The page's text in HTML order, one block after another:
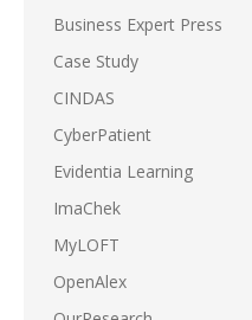
Business Expert Press
Case Study
CINDAS
CyberPatient
Evidentia Learning
ImaChek
MyLOFT
OpenAlex